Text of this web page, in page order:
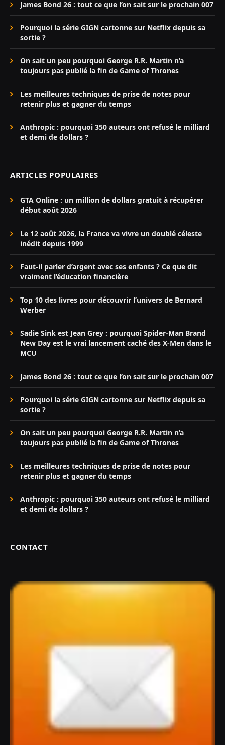
James Bond 26 : tout ce que l’on sait sur le prochain 007
Pourquoi la série GIGN cartonne sur Netflix depuis sa
sortie ?
On sait un peu pourquoi George R.R. Martin n’a
toujours pas publié la fin de Game of Thrones
Les meilleures techniques de prise de notes pour
retenir plus et gagner du temps
Anthropic : pourquoi 350 auteurs ont refusé le milliard
et demi de dollars ?
ARTICLES POPULAIRES
GTA Online : un million de dollars gratuit à récupérer
début août 2026
Le 12 août 2026, la France va vivre un doublé céleste
inédit depuis 1999
Faut-il parler d’argent avec ses enfants ? Ce que dit
vraiment l’éducation financière
Top 10 des livres pour découvrir l’univers de Bernard
Werber
Sadie Sink est Jean Grey : pourquoi Spider-Man Brand
New Day est le vrai lancement caché des X-Men dans le
MCU
James Bond 26 : tout ce que l’on sait sur le prochain 007
Pourquoi la série GIGN cartonne sur Netflix depuis sa
sortie ?
On sait un peu pourquoi George R.R. Martin n’a
toujours pas publié la fin de Game of Thrones
Les meilleures techniques de prise de notes pour
retenir plus et gagner du temps
Anthropic : pourquoi 350 auteurs ont refusé le milliard
et demi de dollars ?
CONTACT